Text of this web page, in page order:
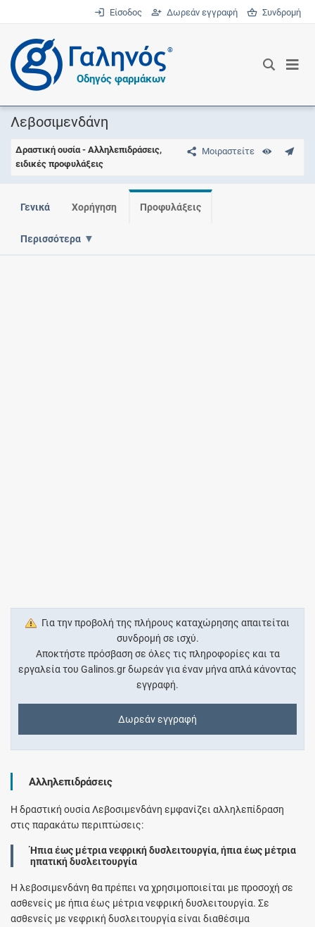
Είσοδος Δωρεάν εγγραφή Συνδρομή
®
Οδηγός φαρμάκων
Λεβοσιμενδάνη
Μοιραστείτε
Δραστική ουσία - Αλληλεπιδράσεις,
ειδικές προφυλάξεις
Γενικά Χορήγηση Προφυλάξεις
Περισσότερα
Για την προβολή της πλήρους καταχώρησης απαιτείται
συνδρομή σε ισχύ.
Αποκτήστε πρόσβαση σε όλες τις πληροφορίες και τα
εργαλεία του Galinos.gr δωρεάν για έναν μήνα απλά κάνοντας
εγγραφή.
Δωρεάν εγγραφή
Αλληλεπιδράσεις
Η δραστική ουσία Λεβοσιμενδάνη εμφανίζει αλληλεπίδραση
στις παρακάτω περιπτώσεις:
Ήπια έως μέτρια νεφρική δυσλειτουργία, ήπια έως μέτρια
ηπατική δυσλειτουργία
Η λεβοσιμενδάνη θα πρέπει να χρησιμοποιείται με προσοχή σε
ασθενείς με ήπια έως μέτρια νεφρική δυσλειτουργία. Σε
ασθενείς με νεφρική δυσλειτουργία είναι διαθέσιμα